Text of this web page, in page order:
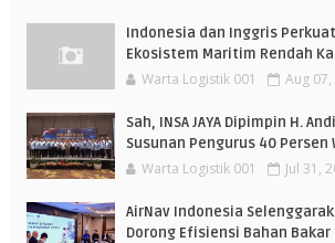
Indonesia dan Inggris
Ekosistem Maritim Rendah
Warta Logistik 001 Aug
Sah, INSA JAYA Dipimpin H.
Susunan Pengurus 40 Persen
Warta Logistik 001 Jul 31,
AirNav Indonesia
Dorong Efisiensi Bahan